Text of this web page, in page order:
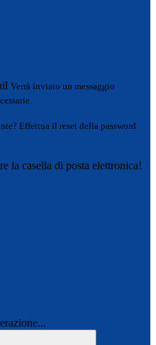
Verrà inviato un messaggio
Effettua il reset della password
la casella di posta elettronica!